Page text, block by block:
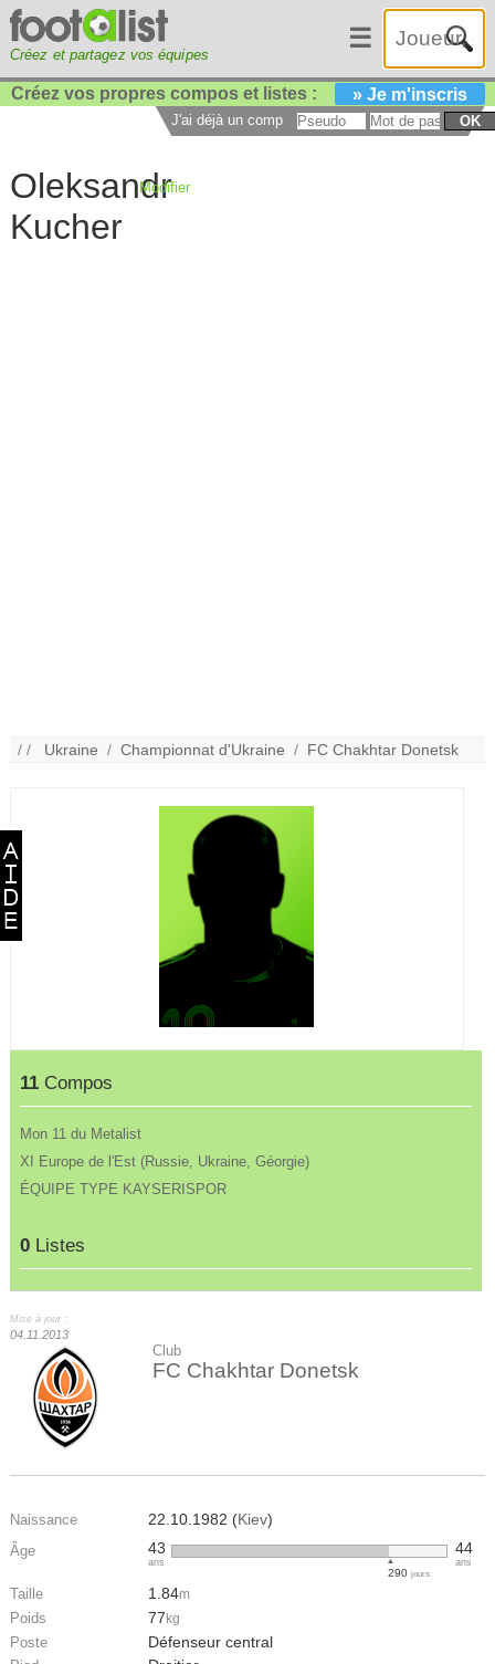
Créez et partagez vos équipes
☰
Créez vos propres compos et listes : » Je m'inscris
J'ai déjà un compte : OK
Oleksandr
Kucher
Modifier
/ / Ukraine /Championnat d'Ukraine / FC Chakhtar Donetsk
11 Compos
Mon 11 du Metalist
XI Europe de l'Est (Russie, Ukraine, Géorgie)
ÉQUIPE TYPE KAYSERISPOR
0 Listes
Mise à jour :
04.11.2013
Club
FC Chakhtar Donetsk
Naissance 22.10.1982 (Kiev)
Âge 43
ans
290 jours
44
ans
Taille 1.84m
Poids 77 kg
Poste Défenseur central